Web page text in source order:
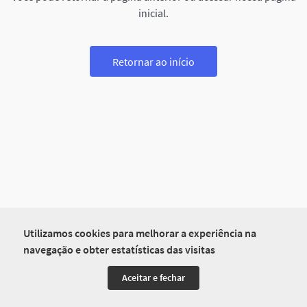
Utilizamos cookies para melhorar a experiência na
navegação e obter estatísticas das visitas
Aceitar e fechar
inicial.
Retornar ao início